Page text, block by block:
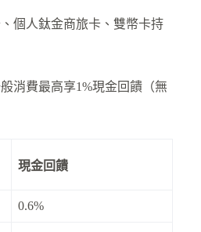
個人鈦金商旅卡、雙幣卡持
消費最高享1%現金回饋（無
現金回饋
0.6%